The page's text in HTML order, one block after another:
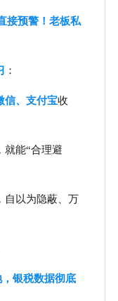
接预警！老板私
：
信、支付宝收
就能“合理避
自以为隐蔽、万
银税数据彻底